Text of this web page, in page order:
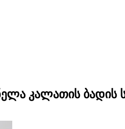
კალათის ბადის